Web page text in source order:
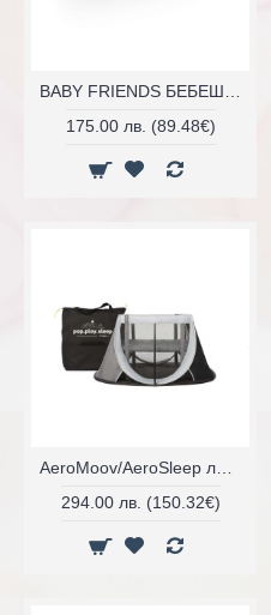
175.00 лв. (89.48€)
294.00 лв. (150.32€)